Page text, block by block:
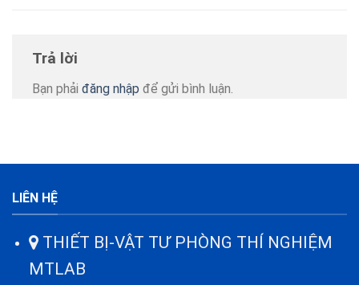
Trả lời
Bạn phải đăng nhập để gửi bình luận.
LIÊN HỆ
THIẾT BỊ-VẬT TƯ PHÒNG THÍ NGHIỆM
MTLAB